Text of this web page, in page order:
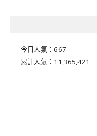
今日人氣： 667
累計人氣： 11,365,421